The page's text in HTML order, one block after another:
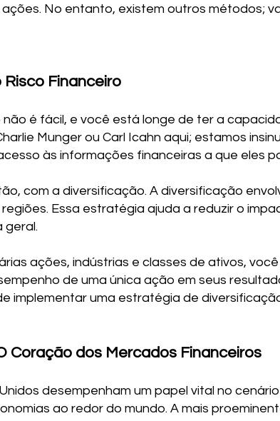
No entanto, existem outros métodos;
Risco Financeiro
é fácil, e você está longe de ter a
Munger ou Carl Icahn aqui; estamos
às informações financeiras a que eles
com a diversificação. A diversificação
Essa estratégia ajuda a reduzir o
geral.
ações, indústrias e classes de ativos,
de uma única ação em seus
implementar uma estratégia de
Coração dos Mercados Financeiros
desempenham um papel vital no
ao redor do mundo. A mais